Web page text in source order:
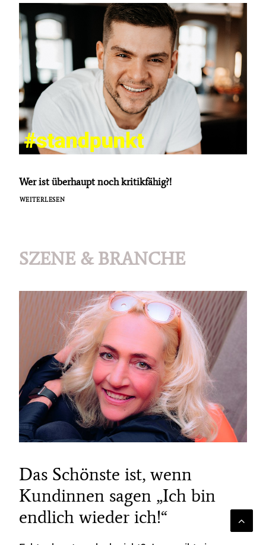
Wer ist überhaupt noch kritikfähig?!
WEITERLESEN
SZENE & BRANCHE
Das Schönste ist, wenn
Kundinnen sagen „Ich bin
endlich wieder ich!“